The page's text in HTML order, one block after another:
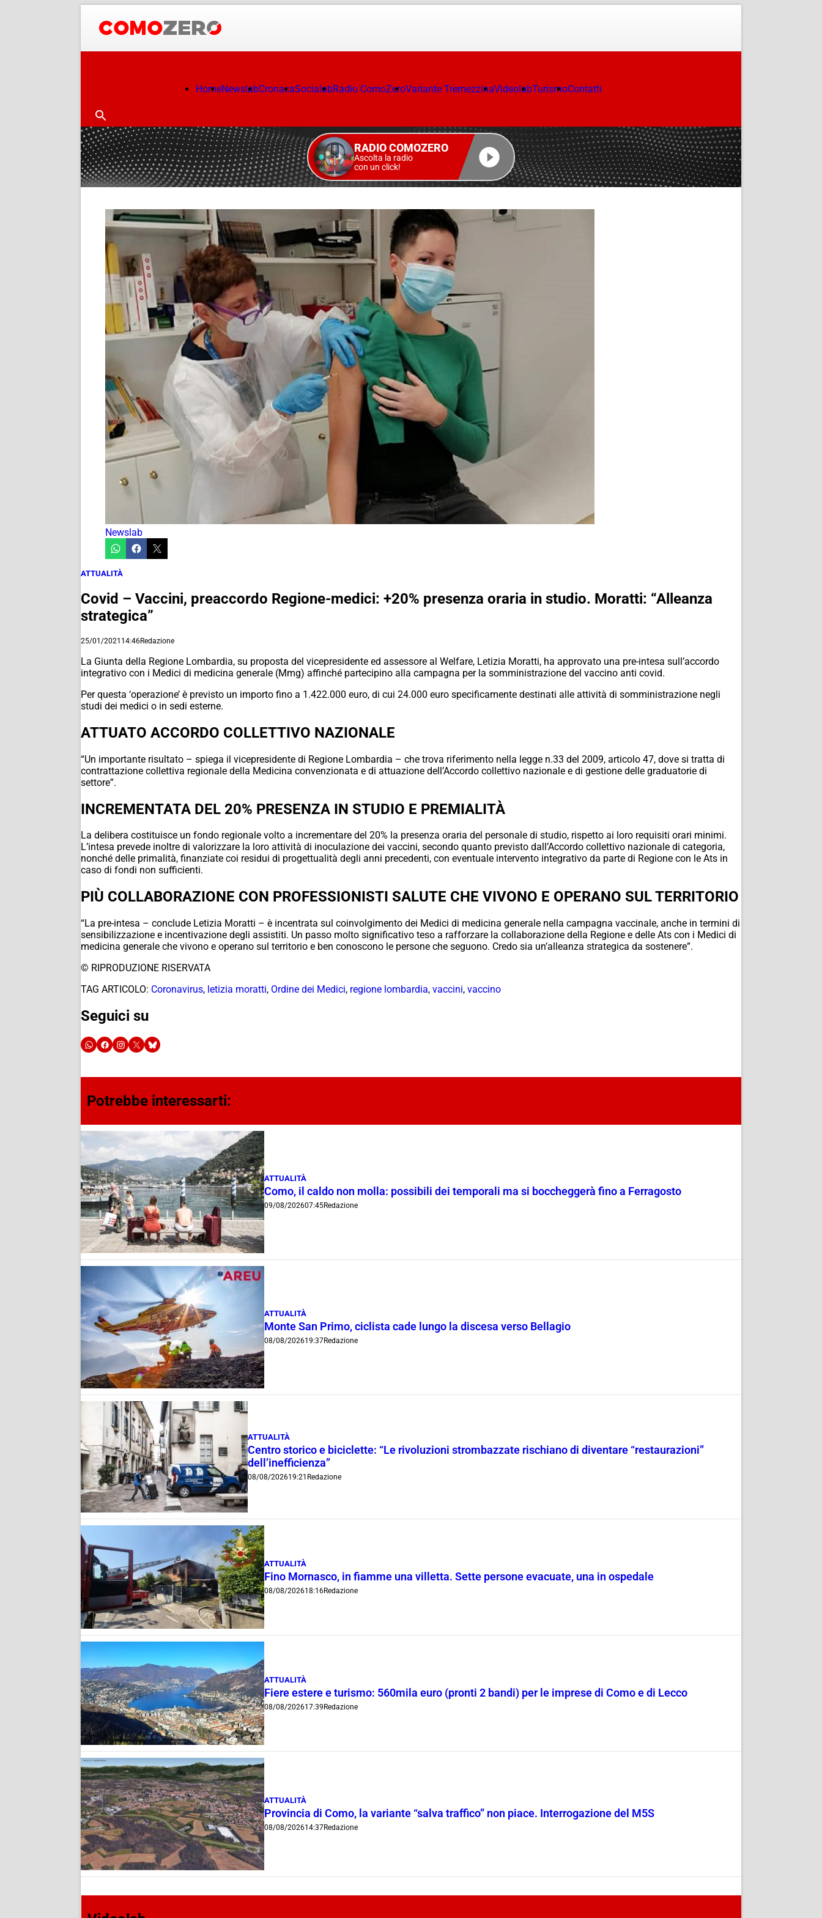
HomeNewslabCronacaSocialabRadio ComoZeroVariante TremezzinaVideolabTurismoContatti
RADIO COMOZERO
Ascolta la radio
con un click!
Newslab
ATTUALITÀ
Covid – Vaccini, preaccordo Regione-medici: +20% presenza oraria in studio. Moratti: “Alleanza
strategica”
25/01/2021 14:46Redazione
La Giunta della Regione Lombardia, su proposta del vicepresidente ed assessore al Welfare, Letizia Moratti, ha approvato una pre-intesa sull’accordo
integrativo con i Medici di medicina generale (Mmg) affinché partecipino alla campagna per la somministrazione del vaccino anti covid.
Per questa ‘operazione’ è previsto un importo fino a 1.422.000 euro, di cui 24.000 euro specificamente destinati alle attività di somministrazione negli
studi dei medici o in sedi esterne.
ATTUATO ACCORDO COLLETTIVO NAZIONALE
“Un importante risultato – spiega il vicepresidente di Regione Lombardia – che trova riferimento nella legge n.33 del 2009, articolo 47, dove si tratta di
contrattazione collettiva regionale della Medicina convenzionata e di attuazione dell’Accordo collettivo nazionale e di gestione delle graduatorie di
settore”.
INCREMENTATA DEL 20% PRESENZA IN STUDIO E PREMIALITÀ
La delibera costituisce un fondo regionale volto a incrementare del 20% la presenza oraria del personale di studio, rispetto ai loro requisiti orari minimi.
L’intesa prevede inoltre di valorizzare la loro attività di inoculazione dei vaccini, secondo quanto previsto dall’Accordo collettivo nazionale di categoria,
nonché delle primalità, finanziate coi residui di progettualità degli anni precedenti, con eventuale intervento integrativo da parte di Regione con le Ats in
caso di fondi non sufficienti.
PIÙ COLLABORAZIONE CON PROFESSIONISTI SALUTE CHE VIVONO E OPERANO SUL TERRITORIO
“La pre-intesa – conclude Letizia Moratti – è incentrata sul coinvolgimento dei Medici di medicina generale nella campagna vaccinale, anche in termini di
sensibilizzazione e incentivazione degli assistiti. Un passo molto significativo teso a rafforzare la collaborazione della Regione e delle Ats con i Medici di
medicina generale che vivono e operano sul territorio e ben conoscono le persone che seguono. Credo sia un’alleanza strategica da sostenere”.
© RIPRODUZIONE RISERVATA
TAG ARTICOLO: Coronavirus, letizia moratti, Ordine dei Medici, regione lombardia, vaccini, vaccino
Seguici su
Potrebbe interessarti:
ATTUALITÀ
Como, il caldo non molla: possibili dei temporali ma si boccheggerà fino a Ferragosto
09/08/202607:45Redazione
ATTUALITÀ
Monte San Primo, ciclista cade lungo la discesa verso Bellagio
08/08/202619:37Redazione
ATTUALITÀ
Centro storico e biciclette: “Le rivoluzioni strombazzate rischiano di diventare “restaurazioni”
dell’inefficienza”
08/08/202619:21 Redazione
ATTUALITÀ
Fino Mornasco, in fiamme una villetta. Sette persone evacuate, una in ospedale
08/08/202618:16Redazione
ATTUALITÀ
Fiere estere e turismo: 560mila euro (pronti 2 bandi) per le imprese di Como e di Lecco
08/08/202617:39Redazione
ATTUALITÀ
Provincia di Como, la variante “salva traffico” non piace. Interrogazione del M5S
08/08/202614:37Redazione